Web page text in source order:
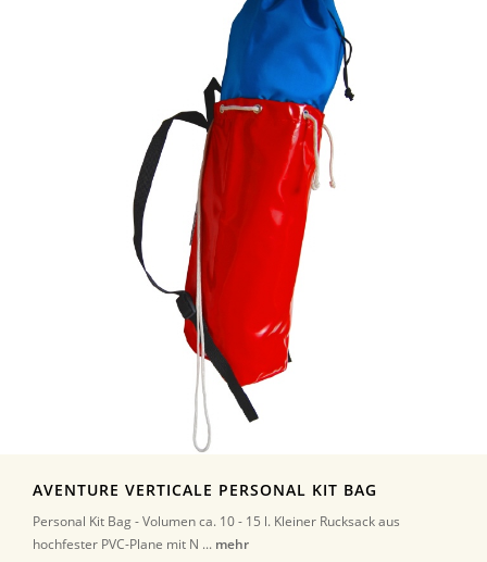
AVENTURE VERTICALE PERSONAL KIT BAG
Personal Kit Bag - Volumen ca. 10 - 15 l. Kleiner Rucksack aus
hochfester PVC-Plane mit N ... mehr